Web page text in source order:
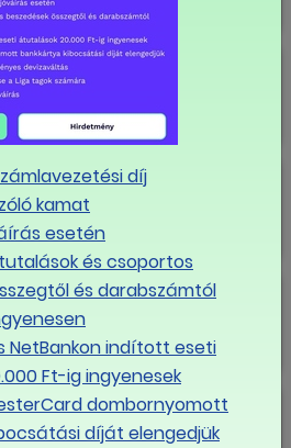
Szervezet
Pécsett
díj
kamat
esetén
és csoportos
és darabszámtól
NetBankon indított eseti
Ft-ig ingyenesek
dombornyomott
díját elengedjük